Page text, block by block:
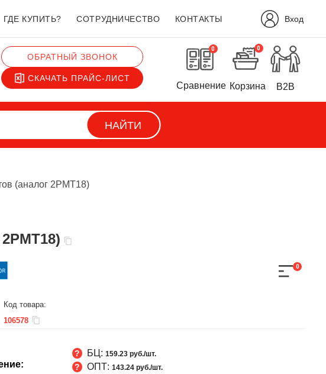
ГДЕ КУПИТЬ? СОТРУДНИЧЕСТВО КОНТАКТЫ Вход
ОБРАТНЫЙ ЗВОНОК
СКАЧАТЬ ПРАЙС-ЛИСТ
0
Сравнение
0
Корзина B2B
НАЙТИ
(аналог 2РМТ18)
2РМТ18)
0
Код товара:
106578
БЦ: 159.23 руб./шт.
ОПТ: 143.24 руб./шт.